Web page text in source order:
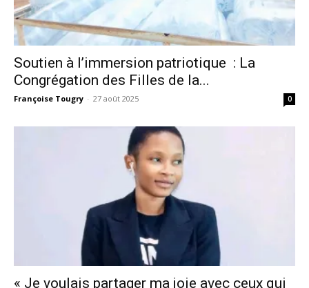
Soutien à l’immersion patriotique : La
Congrégation des Filles de la...
Françoise Tougry - 27 août 2025 0
« Je voulais partager ma joie avec ceux qui